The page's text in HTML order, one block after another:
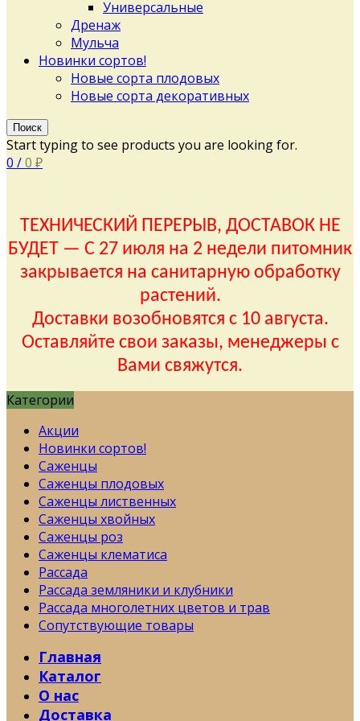
Универсальные
Дренаж
Мульча
Новинки сортов!
Новые сорта плодовых
Новые сорта декоративных
Поиск
Start typing to see products you are looking for.
0 /0 ₽
ТЕХНИЧЕСКИЙ ПЕРЕРЫВ, ДОСТАВОК НЕ
БУДЕТ — С 27 июля на 2 недели питомник
закрывается на санитарную обработку
растений.
Доставки возобновятся с 10 августа.
Оставляйте свои заказы, менеджеры с
Вами свяжутся.
Категории
Акции
Новинки сортов!
Саженцы
Саженцы плодовых
Саженцы лиственных
Саженцы хвойных
Саженцы роз
Саженцы клематиса
Рассада
Рассада земляники и клубники
Рассада многолетних цветов и трав
Сопутствующие товары
Главная
Каталог
О нас
Доставка